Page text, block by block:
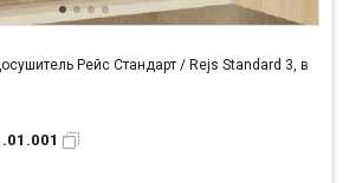
Рейс Стандарт / Rejs Standard 3, в